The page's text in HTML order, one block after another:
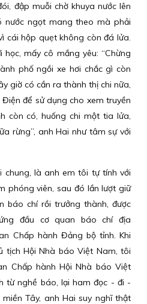
đập muỗi chờ khuya nước lên
nước ngọt mang theo mà phải
cái hộp quẹt không còn đá lửa.
mấy cô mắng yêu: “Chừng
phố ngồi xe hơi chắc gì còn
giờ có cần ra thành thị chi nữa,
để sử dụng cho xem truyền
còn có, huống chi một tia lửa,
rừng”, anh Hai như tâm sự với
chung, là anh em tôi tự tính với
phóng viên, sau đó lần lượt giữ
báo chí rồi trưởng thành, được
đầu cơ quan báo chí địa
Chấp hành Đảng bộ tỉnh. Khi
tịch Hội Nhà báo Việt Nam, tôi
Chấp hành Hội Nhà báo Việt
từ nghề báo, lại ham đọc - đi -
Tây, anh Hai suy nghĩ thật